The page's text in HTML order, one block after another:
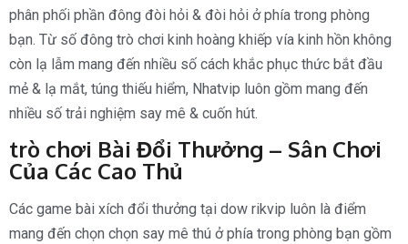
phân phối phần đông đòi hỏi & đòi hỏi ở phía trong phòng
bạn. Từ số đông trò chơi kinh hoàng khiếp vía kinh hồn không
còn lạ lẫm mang đến nhiều số cách khắc phục thức bắt đầu
mẻ & lạ mắt, túng thiếu hiểm, Nhatvip luôn gồm mang đến
nhiều số trải nghiệm say mê & cuốn hút.
trò chơi Bài Đổi Thưởng – Sân Chơi
Của Các Cao Thủ
Các game bài xích đổi thưởng tại dow rikvip luôn là điểm
mang đến chọn chọn say mê thú ở phía trong phòng bạn gồm